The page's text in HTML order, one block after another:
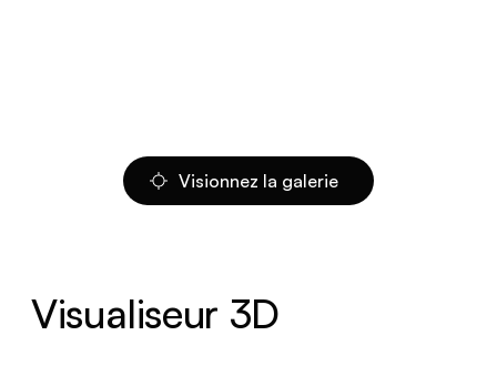
Visionnez la galerie
Visualiseur 3D